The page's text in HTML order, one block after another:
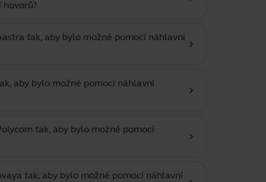
tak, aby bylo možné pomocí náhlavní
chevron_right
aby bylo možné pomocí náhlavní
chevron_right
tak, aby bylo možné pomocí
chevron_right
tak, aby bylo možné pomocí náhlavní